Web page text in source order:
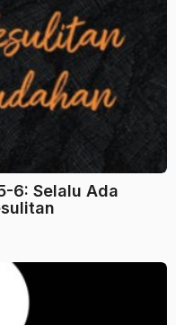
u
n
a
o
6: Selalu Ada